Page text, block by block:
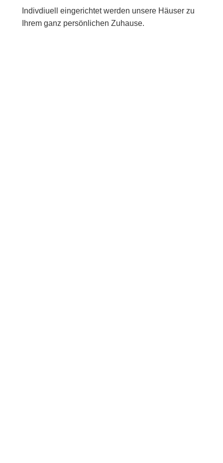
Indivdiuell eingerichtet werden unsere Häuser zu
Ihrem ganz persönlichen Zuhause.